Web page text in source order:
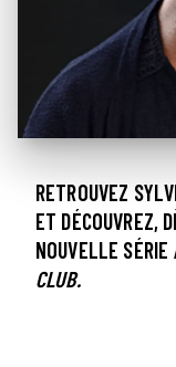
RETROUVEZ
ET DÉCOUVREZ,
NOUVELLE SÉRIE
CLUB.